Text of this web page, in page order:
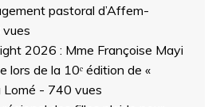
pastoral d’Affem-
2026 : Mme Françoise Mayi
lors de la 10ᵉ édition de «
Lomé - 740 vues